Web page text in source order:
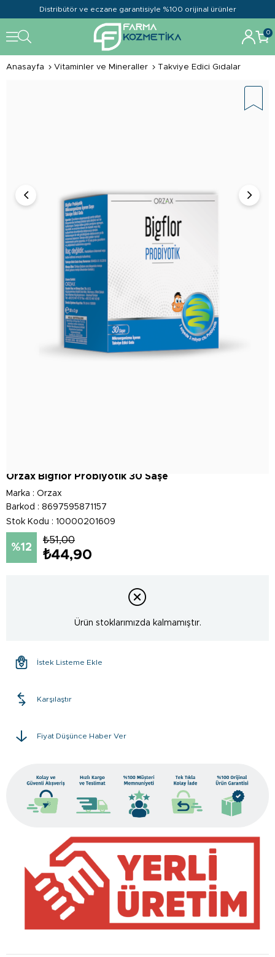
Distribütör ve eczane garantisiyle %100 orijinal ürünler
0
Anasayfa Vitaminler ve Mineraller Takviye Edici Gıdalar
Orzax Bigflor Probiyotik 30 Saşe
Marka : Orzax
Barkod : 8697595871157
Stok Kodu
10000201609
12
₺51,00
₺44,90
Ürün stoklarımızda kalmamıştır.
İstek Listeme Ekle
Karşılaştır
Fiyat Düşünce Haber Ver